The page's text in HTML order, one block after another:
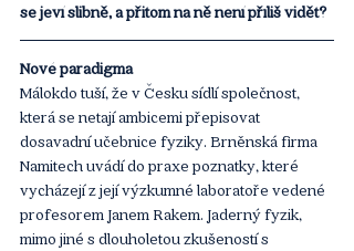
se jeví slibně, a přitom na ně není příliš vidět?
Nové paradigma
Málokdo tuší, že v Česku sídlí společnost,
která se netají ambicemi přepisovat
dosavadní učebnice fyziky. Brněnská firma
Namitech uvádí do praxe poznatky, které
vycházejí z její výzkumné laboratoře vedené
profesorem Janem Rakem. Jaderný fyzik,
mimo jiné s dlouholetou zkušeností s